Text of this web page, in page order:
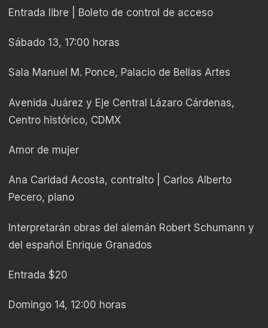
Entrada libre | Boleto de control de acceso
Sábado 13, 17:00 horas
Sala Manuel M. Ponce, Palacio de Bellas Artes
Avenida Juárez y Eje Central Lázaro Cárdenas,
Centro histórico, CDMX
Amor de mujer
Ana Caridad Acosta, contralto | Carlos Alberto
Pecero, piano
Interpretarán obras del alemán Robert Schumann y
del español Enrique Granados
Entrada $20
Domingo 14, 12:00 horas